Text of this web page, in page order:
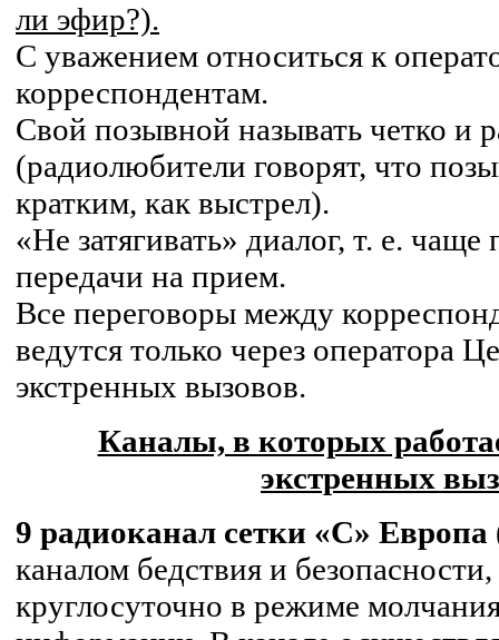
ли эфир?).
С уважением относиться к
корреспондентам.
Свой позывной называть четко и
(радиолюбители говорят, что
кратким, как выстрел).
«He затягивать» диалог, т. е. чаще
передачи на прием.
Все переговоры между
ведутся только через оператора
экстренных вызовов.
Каналы, в которых
экстренных
9 радиоканал сетки «С»
каналом бедствия и безопасности,
круглосуточно в режиме